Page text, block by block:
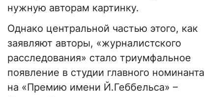
нужную авторам картинку.
Однако центральной частью этого, как
заявляют авторы, «журналистского
расследования» стало триумфальное
появление в студии главного номинанта
на «Премию имени Й.Геббельса» –